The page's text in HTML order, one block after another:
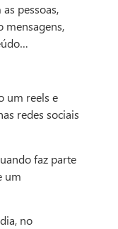
pessoas,
mensagens,
um reels e
redes sociais
faz parte
um
no